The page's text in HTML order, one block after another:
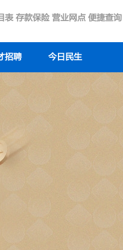
表 存款保险 营业网点 便捷查询
招聘 今日民生